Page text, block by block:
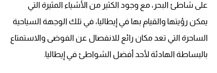
على شاطئ البحر، مع وجود الكثير من الأشياء المثيرة التي
يمكن رؤيتها والقيام بها في إيطاليا، في تلك الوجهة السياحية
الساحرة التي تعد مكان رائع للانفصال عن الفوضى والاستمتاع
بالبساطة الهادئة لأحد أفضل الشواطئ في إيطاليا.